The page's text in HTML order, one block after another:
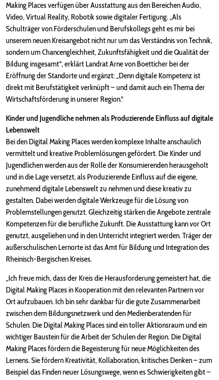
Making Places verfügen über Ausstattung aus den Bereichen Audio,
Video, Virtual Reality, Robotik sowie digitaler Fertigung. „Als
Schulträger von Förderschulen und Berufskollegs geht es mir bei
unserem neuen Kreisangebot nicht nur um das Verständnis von Technik,
sondern um Chancengleichheit, Zukunftsfähigkeit und die Qualität der
Bildung insgesamt“, erklärt Landrat Arne von Boetticher bei der
Eröffnung der Standorte und ergänzt: „Denn digitale Kompetenz ist
direkt mit Berufstätigkeit verknüpft – und damit auch ein Thema der
Wirtschaftsförderung in unserer Region.“
Kinder und Jugendliche nehmen als Produzierende Einfluss auf digitale
Lebenswelt
Bei den Digital Making Places werden komplexe Inhalte anschaulich
vermittelt und kreative Problemlösungen gefördert. Die Kinder und
Jugendlichen werden aus der Rolle der Konsumierenden herausgeholt
und in die Lage versetzt, als Produzierende Einfluss auf die eigene,
zunehmend digitale Lebenswelt zu nehmen und diese kreativ zu
gestalten. Dabei werden digitale Werkzeuge für die Lösung von
Problemstellungen genutzt. Gleichzeitig stärken die Angebote zentrale
Kompetenzen für die berufliche Zukunft. Die Ausstattung kann vor Ort
genutzt, ausgeliehen und in den Unterricht integriert werden. Träger der
außerschulischen Lernorte ist das Amt für Bildung und Integration des
Rheinisch-Bergischen Kreises.
„Ich freue mich, dass der Kreis die Herausforderung gemeistert hat, die
Digital Making Places in Kooperation mit den relevanten Partnern vor
Ort aufzubauen. Ich bin sehr dankbar für die gute Zusammenarbeit
zwischen dem Bildungsnetzwerk und den Medienberatenden für
Schulen. Die Digital Making Places sind ein toller Aktionsraum und ein
wichtiger Baustein für die Arbeit der Schulen der Region. Die Digital
Making Places fördern die Begeisterung für neue Möglichkeiten des
Lernens. Sie fördern Kreativität, Kollaboration, kritisches Denken – zum
Beispiel das Finden neuer Lösungswege, wenn es Schwierigkeiten gibt –